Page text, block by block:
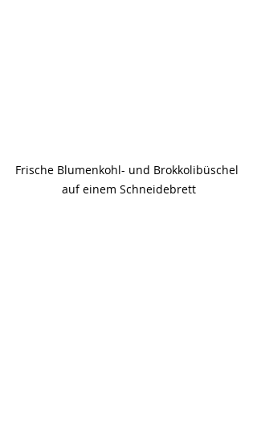
Frische Blumenkohl- und Brokkolibüschel
auf einem Schneidebrett